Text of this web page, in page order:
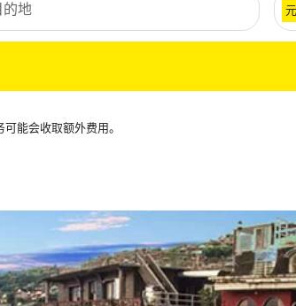
元
能会收取额外费用。